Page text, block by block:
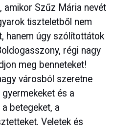
amikor Szűz Mária nevét
tiszteletből nem
hanem úgy szólítottátok
régi nagy
meg benneteket!
városból szeretne
és a
betegeket, a
Veletek és